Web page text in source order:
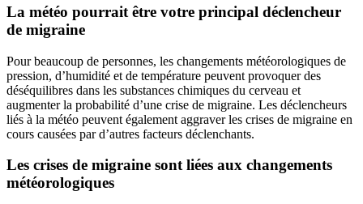
La météo pourrait être votre principal déclencheur
de migraine
Pour beaucoup de personnes, les changements météorologiques de
pression, d’humidité et de température peuvent provoquer des
déséquilibres dans les substances chimiques du cerveau et
augmenter la probabilité d’une crise de migraine. Les déclencheurs
liés à la météo peuvent également aggraver les crises de migraine en
cours causées par d’autres facteurs déclenchants.
Les crises de migraine sont liées aux changements
météorologiques